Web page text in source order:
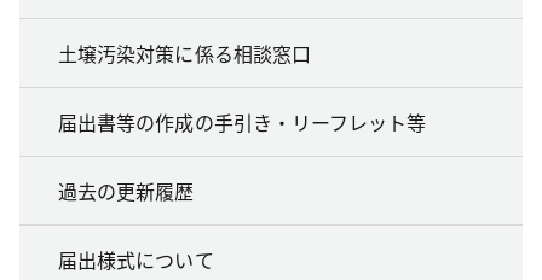
土壌汚染対策に係る相談窓口
届出書等の作成の手引き・リーフレット等
過去の更新履歴
届出様式について